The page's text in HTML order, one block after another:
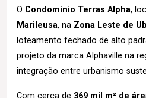
O Condomínio Terras Alpha,
Marileusa, na Zona Leste de
loteamento fechado de alto
projeto da marca Alphaville na
integração entre urbanismo
Com cerca de 369 mil m² de